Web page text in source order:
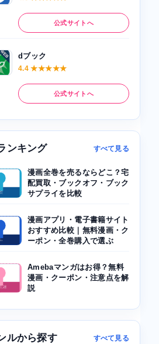
公式サイトへ
dブック
4.4 ★★★★★
公式サイトへ
ンキング すべて見る
漫画全巻を売るならどこ？宅
配買取・ブックオフ・ブック
サプライを比較
漫画アプリ・電子書籍サイト
おすすめ比較｜無料漫画・ク
ーポン・全巻購入で選ぶ
Amebaマンガはお得？無料
漫画・クーポン・注意点を解
説
ルから探す すべて見る